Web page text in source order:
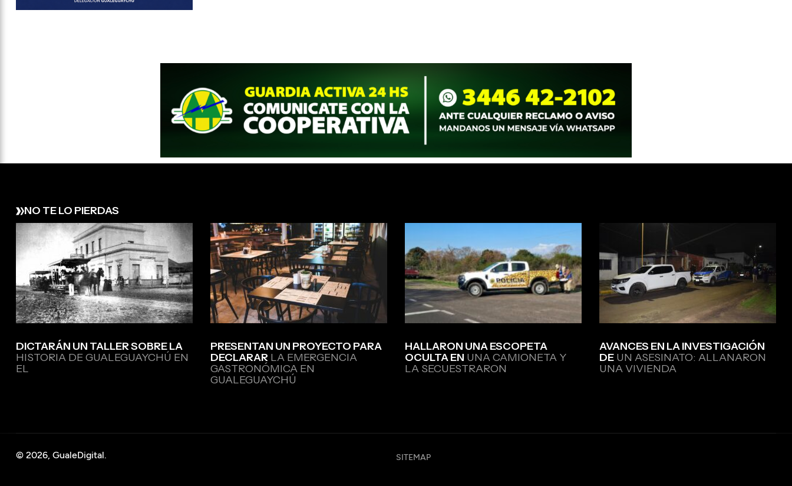
NO TE LO PIERDAS
DICTARÁN UN TALLER SOBRE LA
HISTORIA DE GUALEGUAYCHÚ EN
EL
PRESENTAN UN PROYECTO PARA
DECLARAR LA EMERGENCIA
GASTRONÓMICA EN
GUALEGUAYCHÚ
HALLARON UNA ESCOPETA
OCULTA EN UNA CAMIONETA Y
LA SECUESTRARON
AVANCES EN LA INVESTIGACIÓN
DE UN ASESINATO: ALLANARON
UNA VIVIENDA
© 2026, GualeDigital. SITEMAP